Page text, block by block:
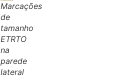
Marcações
de
tamanho
ETRTO
na
parede
lateral